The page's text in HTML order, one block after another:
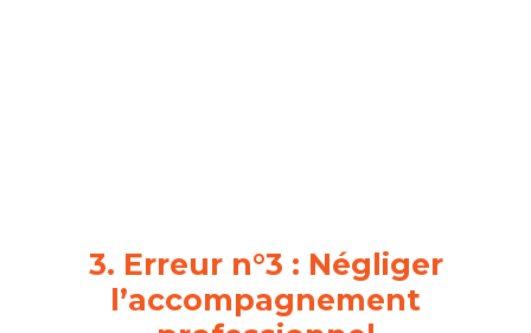
3. Erreur n°3 : Négliger
l’accompagnement